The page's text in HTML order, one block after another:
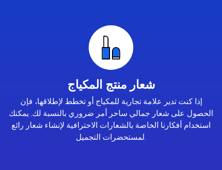
شعار منتج المكياج
إذا كنت تدير علامة تجارية للمكياج أو تخطط لإطلاقها، فإن
الحصول على شعار جمالي ساحر أمر ضروري بالنسبة لك. يمكنك
استخدام أفكارنا الخاصة بالشعارات الاحترافية لإنشاء شعار رائع
لمستحضرات التجميل.